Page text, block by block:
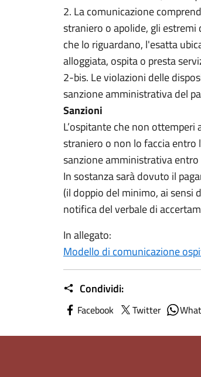
2. La comunicazione
straniero o apolide, gli
che lo riguardano, l'esatta
alloggiata, ospita o presta
2-bis. Le violazioni delle
sanzione amministrativa del
Sanzioni
L’ospitante che non ottemperi
straniero o non lo faccia
sanzione amministrativa
In sostanza sarà dovuto il
(il doppio del minimo, ai sensi
notifica del verbale di
In allegato:
Modello di comunicazione
Condividi:
Facebook Twitter